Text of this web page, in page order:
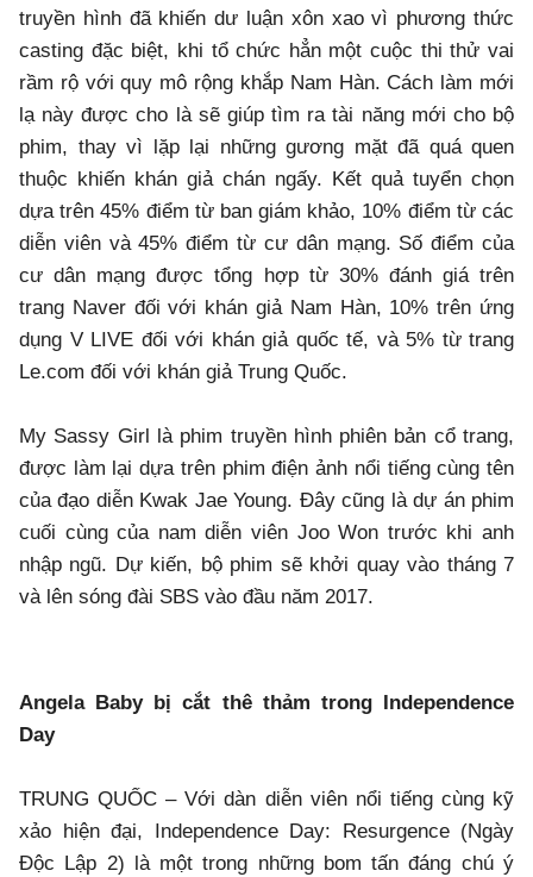
truyền hình đã khiến dư luận xôn xao vì phương thức
casting đặc biệt, khi tổ chức hẳn một cuộc thi thử vai
rầm rộ với quy mô rộng khắp Nam Hàn. Cách làm mới
lạ này được cho là sẽ giúp tìm ra tài năng mới cho bộ
phim, thay vì lặp lại những gương mặt đã quá quen
thuộc khiến khán giả chán ngấy. Kết quả tuyển chọn
dựa trên 45% điểm từ ban giám khảo, 10% điểm từ các
diễn viên và 45% điểm từ cư dân mạng. Số điểm của
cư dân mạng được tổng hợp từ 30% đánh giá trên
trang Naver đối với khán giả Nam Hàn, 10% trên ứng
dụng V LIVE đối với khán giả quốc tế, và 5% từ trang
Le.com đối với khán giả Trung Quốc.
My Sassy Girl là phim truyền hình phiên bản cổ trang,
được làm lại dựa trên phim điện ảnh nổi tiếng cùng tên
của đạo diễn Kwak Jae Young. Đây cũng là dự án phim
cuối cùng của nam diễn viên Joo Won trước khi anh
nhập ngũ. Dự kiến, bộ phim sẽ khởi quay vào tháng 7
và lên sóng đài SBS vào đầu năm 2017.
Angela Baby bị cắt thê thảm trong Independence
Day
TRUNG QUỐC – Với dàn diễn viên nổi tiếng cùng kỹ
xảo hiện đại, Independence Day: Resurgence (Ngày
Độc Lập 2) là một trong những bom tấn đáng chú ý